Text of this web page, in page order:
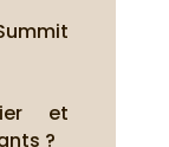
et
?